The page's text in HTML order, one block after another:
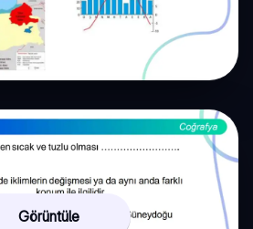
Görüntüle